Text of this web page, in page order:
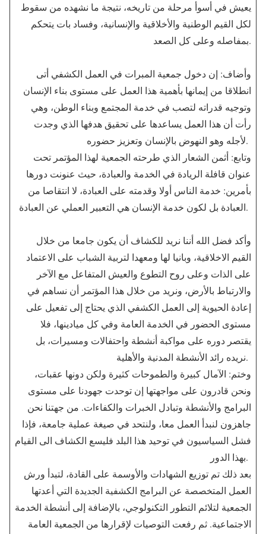
يعيش في أسوأ مرحلة من تاريخه، نتيجة ما نشهده من سقوط
لكل القيم الوطنية والأخلاقية والإنسانية، وفساد بات يتحكم
بمفاصله وعلى كل الصعد.
وأضاف: إن دخول جمعية المبرات في العمل الكشفي أتى
انطلاقا من إيمانها بأهمية هذا العمل على مستوى بناء الإنسان
وتوجيه قدراته لتصب في خدمة المجتمع وبناء الوطن، وهي
رأت أن هذا العمل يساعدها على تحقيق هدفها الذي وجدت
لأجله وهو النهوض بالإنسان وتعزيز حضوره.
وتابع: أثمن الشعار الذي طرحته الجمعية لهذا المؤتمر تحت
عنوان قافلة الريادة في الخدمة والعبادة، حيث عنونت دورها
بأمرين: خدمة الناس أولا وقدمته على العبادة، لا انتقاصا من
العبادة بل لكون خدمة الإنسان هي التعبير العملي عن العبادة.
وأكد فضل الله أننا نريد للكشاف أن يكون جامعا من خلال
القيم الاخلاقية، وبانيا لها ومعهدا لتربية الشباب على الاعتماد
على الذات وعلى روح التطوع والعيش المتفاعل مع الآخر
والارتباط بالأرض، ونريد من خلال هذا المؤتمر أن نساهم في
إعادة الحيوية إلى العمل الكشفي الذي يحتاج إلى تفعيل على
مستوى الحضور في الخدمة العامة وفي كل ميادينها، فلا
يقتصر دوره على مواكبة أنشطة واحتفالات ومسيرات، بل
نريده رائد الأنشطة المدنية والأهلية.
وختم: الآمال كبيرة والطموحات كثيرة ولكن دونها عقبات،
ونحن قادرون على مواجهتها إن توحدت جهودنا على مستوى
البرامج والأنشطة وتبادل الخبرات والكفاءات. من جهتنا نحن
جاهزون لنبدأ العمل معا، ولنتحد في صيغة عملية جامعة، فإذا
فشل السياسيون في توحيد هذا البلد فليسع الكشاف الى القيام
بهذا الدور.
بعد ذلك تم توزيع الشهادات والأوسمة على القادة، لتبدأ ورش
العمل المتخصصة عن البرامج الكشفية الجديدة التي أعدتها
الجمعية لتلائم التطور التكنولوجي، بالإضافة إلى أنشطة الخدمة
الاجتماعية. ثم رفعت التوصيات لإقرارها من الجمعية العامة